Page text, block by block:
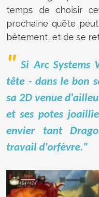
temps de choisir
prochaine quête
bêtement, et de se
Si Arc
tête - dans le bon
sa 2D venue
et ses potes
envier tant
travail d'orfèvre."